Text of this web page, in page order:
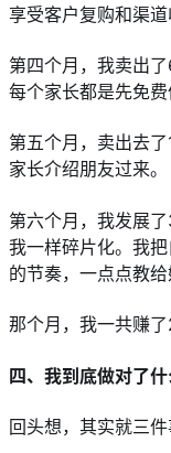
享受客户复购和渠
第四个月，我卖出
每个家长都是先免费
第五个月，卖出去
家长介绍朋友过来。
第六个月，我发展
我一样碎片化。我
的节奏，一点点教
那个月，我一共赚了
四、我到底做对了什
回头想，其实就三件